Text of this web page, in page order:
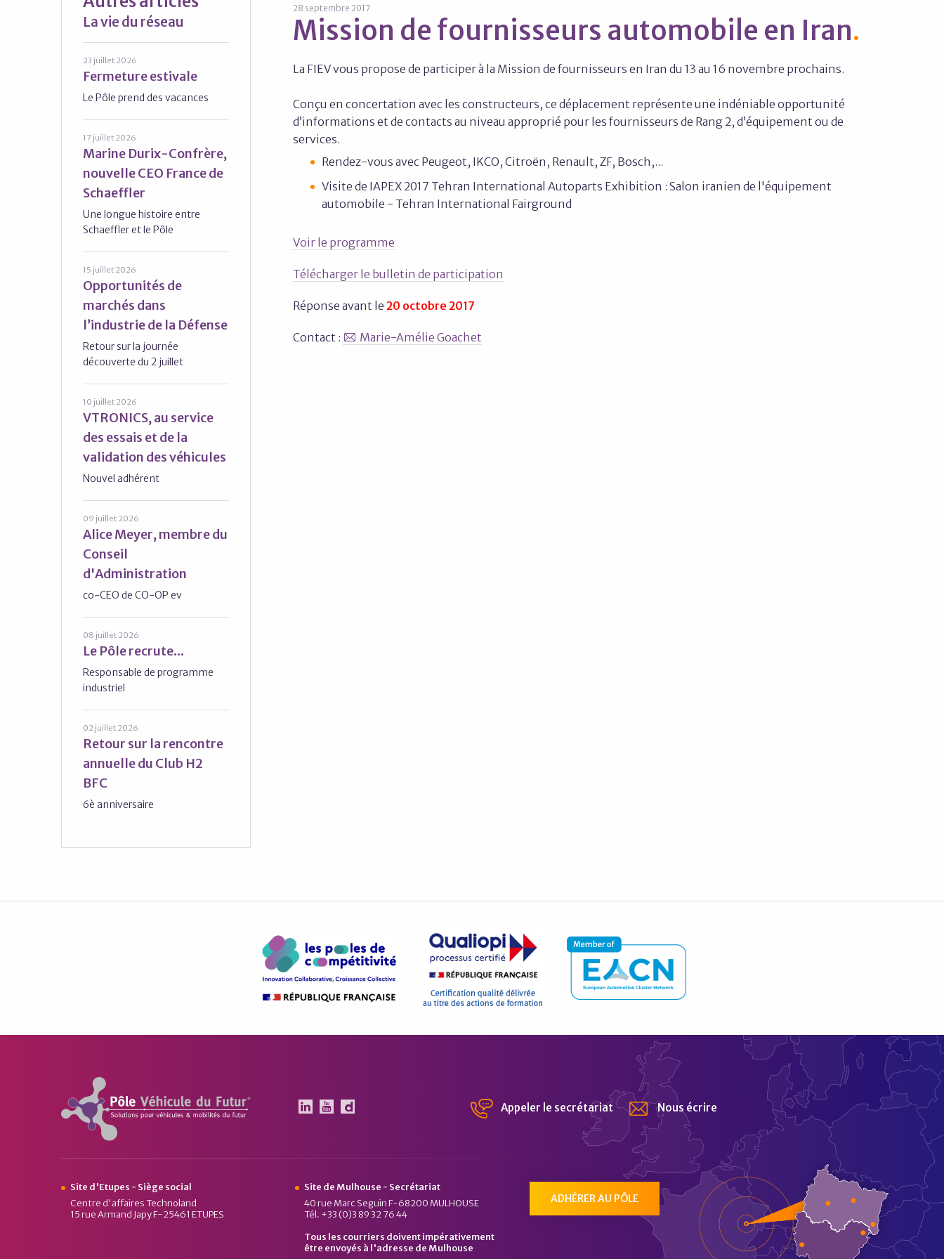
28 septembre 2017
Mission de fournisseurs automobile en Iran
La FIEV vous propose de participer à la Mission de fournisseurs en Iran du 13 au 16 novembre prochains.
Conçu en concertation avec les constructeurs, ce déplacement représente une indéniable opportunité
d’informations et de contacts au niveau approprié pour les fournisseurs de Rang 2, d’équipement ou de
services.
Rendez-vous avec Peugeot, IKCO, Citroën, Renault, ZF, Bosch,...
Visite de IAPEX 2017 Tehran International Autoparts Exhibition : Salon iranien de l'équipement
automobile - Tehran International Fairground
Voir le programme
Télécharger le bulletin de participation
Réponse avant le 20 octobre 2017
Contact : Marie-Amélie Goachet
La vie du réseau
23 juillet 2026
Fermeture estivale
Le Pôle prend des vacances
17 juillet 2026
Marine Durix-Confrère,
nouvelle CEO France de
Schaeffler
Une longue histoire entre
Schaeffler et le Pôle
15 juillet 2026
Opportunités de
marchés dans
l’industrie de la Défense
Retour sur la journée
découverte du 2 juillet
10 juillet 2026
VTRONICS, au service
des essais et de la
validation des véhicules
Nouvel adhérent
09 juillet 2026
Alice Meyer, membre du
Conseil
d'Administration
co-CEO de CO-OP ev
08 juillet 2026
Le Pôle recrute...
Responsable de programme
industriel
02 juillet 2026
Retour sur la rencontre
annuelle du Club H2
BFC
6è anniversaire
Pôle Véhicule du Futur
Le Pôle Véhicule du Futur sur Linkedin
Le Pôle Véhicule du Futur sur Youtube
Chaîne Dailymotion du Pôle Véhicule du Futur
Appeler le secrétariat Nous écrire
Site d'Etupes - Siège social
Centre d'affaires Technoland
15 rue Armand Japy F-25461 ETUPES
Site de Mulhouse - Secrétariat
40 rue Marc Seguin F-68200 MULHOUSE
Tél. +33 (0)3 89 32 76 44
Tous les courriers doivent impérativement
être envoyés à l'adresse de Mulhouse
ADHÉRER AU PÔLE